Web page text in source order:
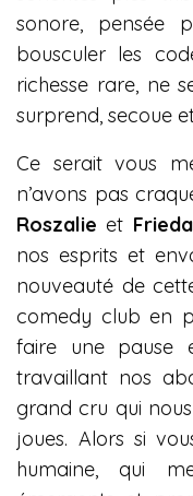
sonore, pensée
bousculer les
richesse rare, ne
surprend, secoue
Ce serait vous
n’avons pas
Roszalie et Frieda
nos esprits et
nouveauté de
comedy club en
faire une pause
travaillant nos
grand cru qui
joues. Alors si
humaine, qui